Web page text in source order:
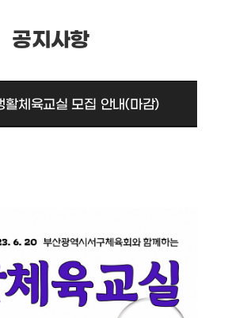
공지사항
체육교실 모집 안내(마감)